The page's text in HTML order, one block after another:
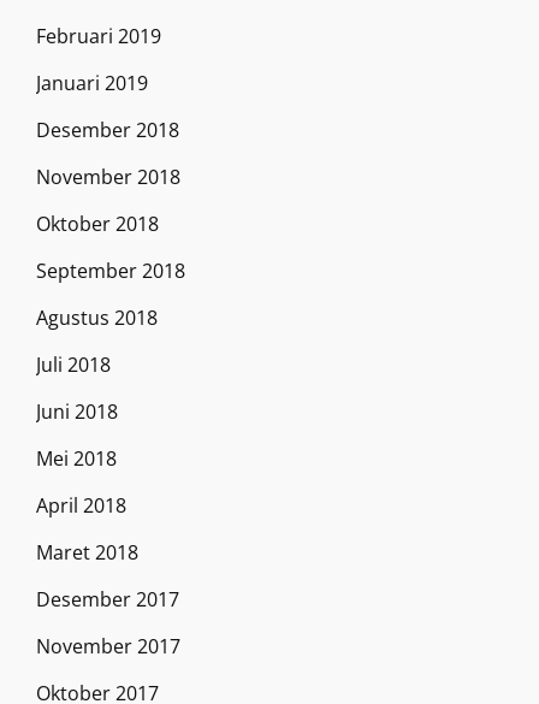
Februari 2019
Januari 2019
Desember 2018
November 2018
Oktober 2018
September 2018
Agustus 2018
Juli 2018
Juni 2018
Mei 2018
April 2018
Maret 2018
Desember 2017
November 2017
Oktober 2017